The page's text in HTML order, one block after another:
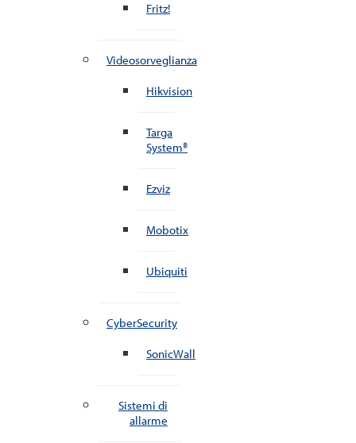
Fritz!
Videosorveglianza
Hikvision
Targa
System®
Ezviz
Mobotix
Ubiquiti
CyberSecurity
SonicWall
Sistemi di
allarme